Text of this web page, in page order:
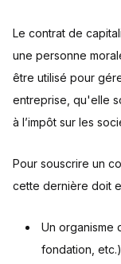
Le contrat de
une personne
être utilisé pour
entreprise, qu'elle
à l’impôt sur les
Pour souscrire un
cette dernière doit
Un organisme
fondation, etc.)